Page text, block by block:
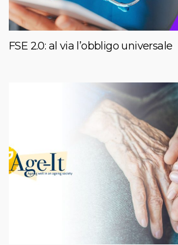
FSE 2.0: al via l’obbligo universale